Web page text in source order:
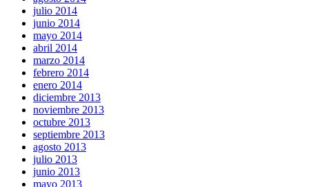
julio 2014
junio 2014
mayo 2014
abril 2014
marzo 2014
febrero 2014
enero 2014
diciembre 2013
noviembre 2013
octubre 2013
septiembre 2013
agosto 2013
julio 2013
junio 2013
mayo 2013